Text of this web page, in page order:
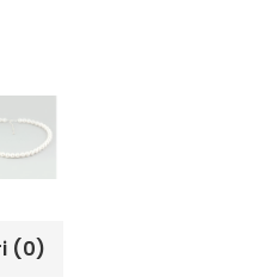
(0)